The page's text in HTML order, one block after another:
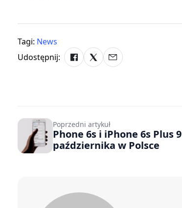
Tagi: News
Udostępnij:
Poprzedni artykuł
Phone 6s i iPhone 6s Plus 9
października w Polsce